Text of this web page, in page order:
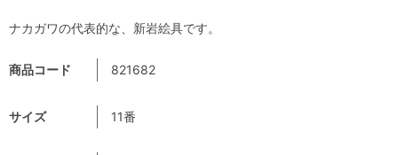
商品コード 821682
サイズ 11番
ナカガワの代表的な、新岩絵具です。